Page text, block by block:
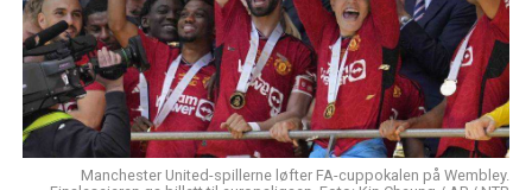
Manchester United-spillerne løfter FA-cuppokalen på Wembley.